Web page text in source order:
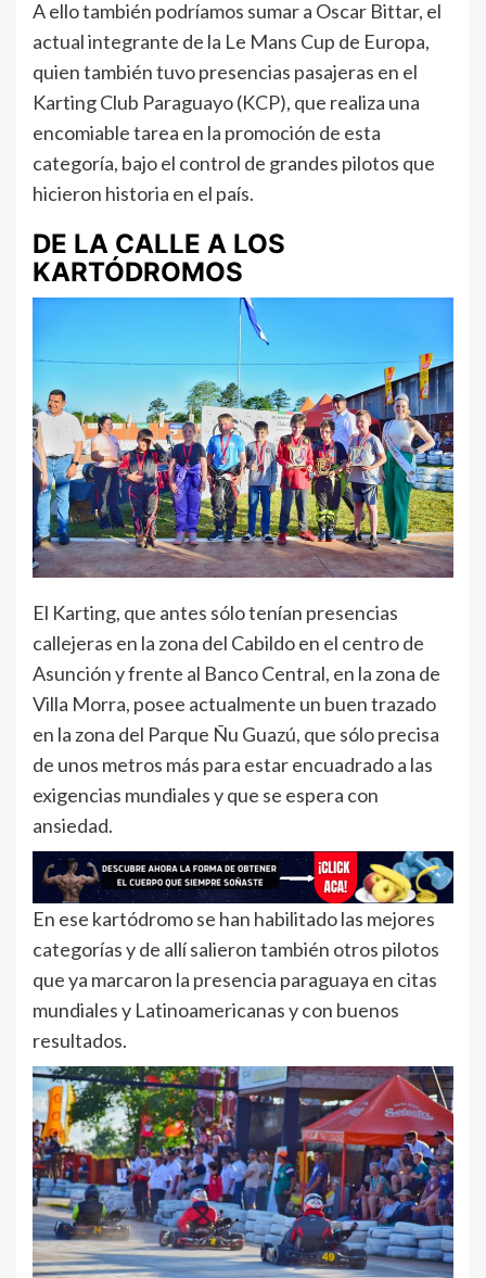
A ello también podríamos sumar a Oscar Bittar, el
actual integrante de la Le Mans Cup de Europa,
quien también tuvo presencias pasajeras en el
Karting Club Paraguayo (KCP), que realiza una
encomiable tarea en la promoción de esta
categoría, bajo el control de grandes pilotos que
hicieron historia en el país.
DE LA CALLE A LOS
KARTÓDROMOS
El Karting, que antes sólo tenían presencias
callejeras en la zona del Cabildo en el centro de
Asunción y frente al Banco Central, en la zona de
Villa Morra, posee actualmente un buen trazado
en la zona del Parque Ñu Guazú, que sólo precisa
de unos metros más para estar encuadrado a las
exigencias mundiales y que se espera con
ansiedad.
En ese kartódromo se han habilitado las mejores
categorías y de allí salieron también otros pilotos
que ya marcaron la presencia paraguaya en citas
mundiales y Latinoamericanas y con buenos
resultados.